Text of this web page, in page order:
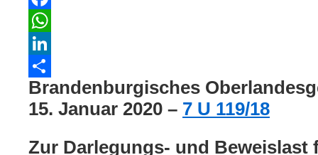
Facebook
WhatsApp
LinkedIn
Teilen
Brandenburgisches
15. Januar 2020 – 7 U 119/18
Zur Darlegungs- und Beweislast